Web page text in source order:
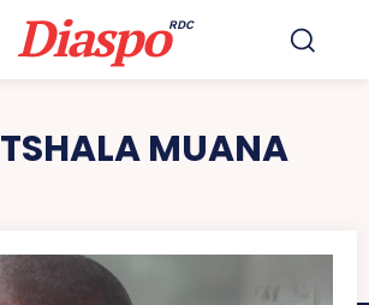
DiaspoRDC
TSHALA MUANA